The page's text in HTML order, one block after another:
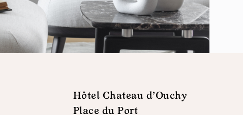
Hôtel Chateau d'Ouchy
Place du Port